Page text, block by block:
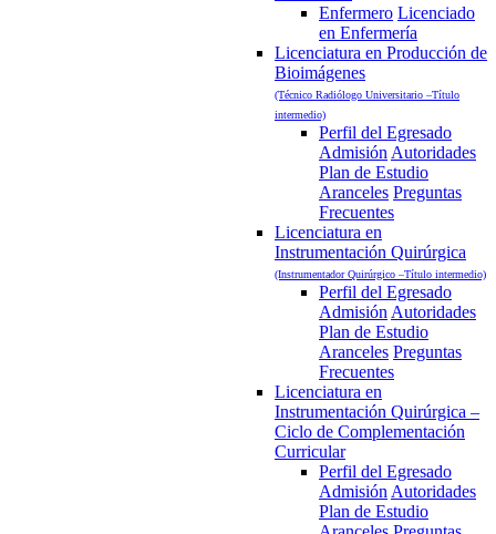
Enfermero Licenciado
en Enfermería
Licenciatura en Producción de
Bioimágenes
(Técnico Radiólogo Universitario –Título
intermedio)
Perfil del Egresado
Admisión Autoridades
Plan de Estudio
Aranceles Preguntas
Frecuentes
Licenciatura en
Instrumentación Quirúrgica
(Instrumentador Quirúrgico –Título intermedio)
Perfil del Egresado
Admisión Autoridades
Plan de Estudio
Aranceles Preguntas
Frecuentes
Licenciatura en
Instrumentación Quirúrgica –
Ciclo de Complementación
Curricular
Perfil del Egresado
Admisión Autoridades
Plan de Estudio